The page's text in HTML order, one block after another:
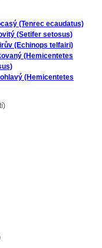
(Tenrec ecaudatus)
(Setifer setosus)
(Echinops telfairi)
(Hemicentetes
(Hemicentetes